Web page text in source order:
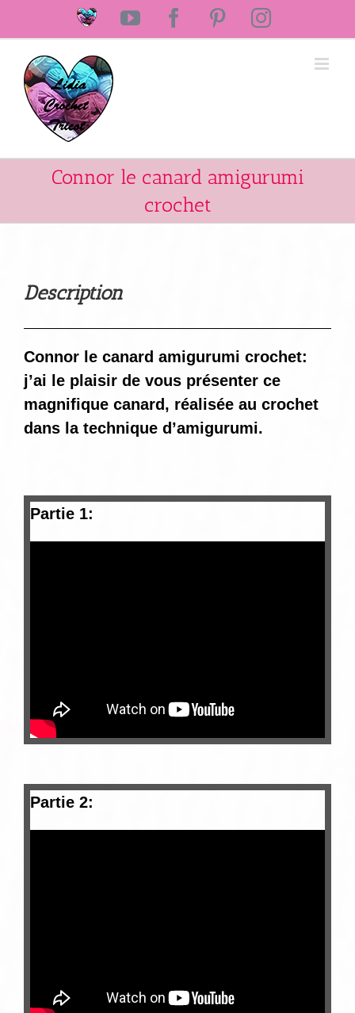
au
contenu
Laine
Lidia
Crochet
Tricot
YouTubeFacebookPinterestInstagram
Connor le canard amigurumi
crochet
Description
Connor le canard amigurumi crochet:
j’ai le plaisir de vous présenter ce
magnifique canard, réalisée au crochet
dans la technique d’amigurumi.
Partie 1:
Partie 2: